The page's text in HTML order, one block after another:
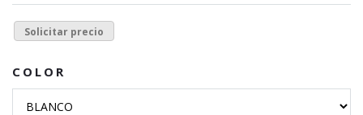
Solicitar precio
COLOR